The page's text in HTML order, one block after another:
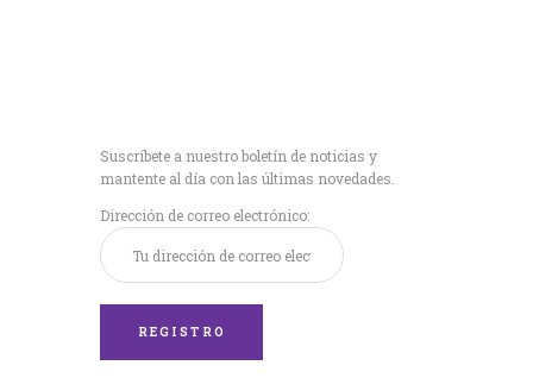
Suscríbete a nuestro boletín de noticias y
mantente al día con las últimas novedades.
Dirección de correo electrónico: